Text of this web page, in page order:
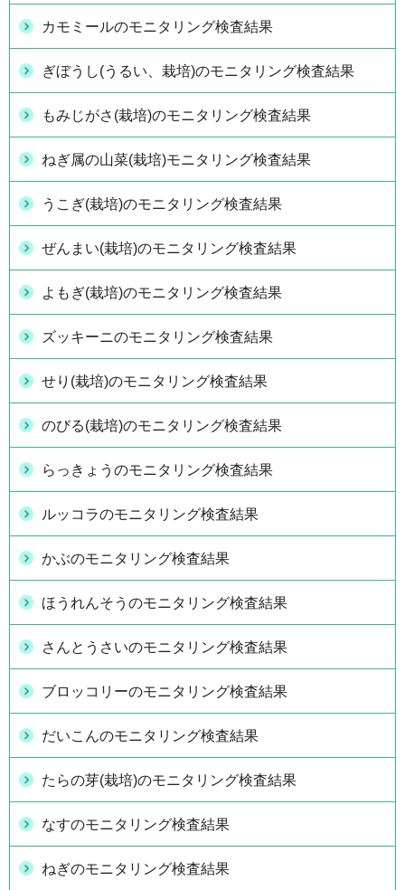
カモミールのモニタリング検査結果
ぎぼうし(うるい、栽培)のモニタリング検査結果
もみじがさ(栽培)のモニタリング検査結果
ねぎ属の山菜(栽培)モニタリング検査結果
うこぎ(栽培)のモニタリング検査結果
ぜんまい(栽培)のモニタリング検査結果
よもぎ(栽培)のモニタリング検査結果
ズッキーニのモニタリング検査結果
せり(栽培)のモニタリング検査結果
のびる(栽培)のモニタリング検査結果
らっきょうのモニタリング検査結果
ルッコラのモニタリング検査結果
かぶのモニタリング検査結果
ほうれんそうのモニタリング検査結果
さんとうさいのモニタリング検査結果
ブロッコリーのモニタリング検査結果
だいこんのモニタリング検査結果
たらの芽(栽培)のモニタリング検査結果
なすのモニタリング検査結果
ねぎのモニタリング検査結果